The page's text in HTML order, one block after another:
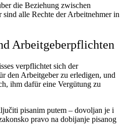
die Beziehung zwischen
alle Rechte der Arbeitnehmer in
Arbeitgeberpflichten
verpflichtet sich der
den Arbeitgeber zu erledigen, und
ihm dafür eine Vergütung zu
pisanim putem – dovoljan je i
pravo na dobijanje pisanog